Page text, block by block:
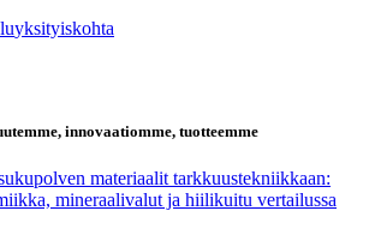
yksityiskohta
innovaatiomme, tuotteemme